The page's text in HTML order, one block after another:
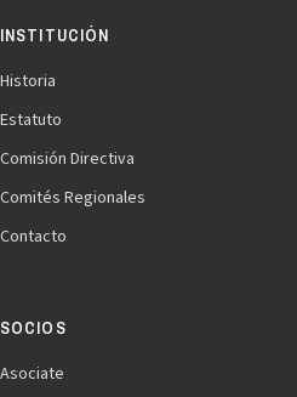
INSTITUCIÓN
Historia
Estatuto
Comisión Directiva
Comités Regionales
Contacto
SOCIOS
Asociate